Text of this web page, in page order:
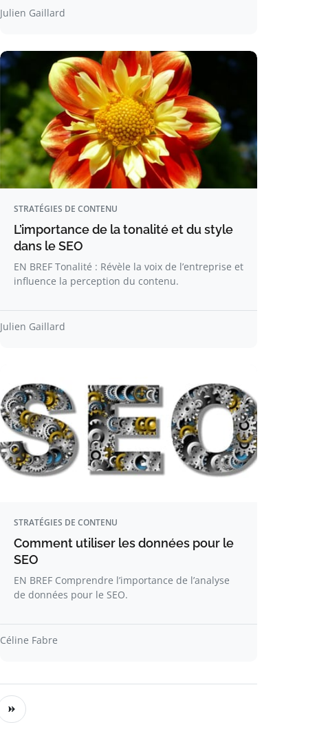
Julien Gaillard
STRATÉGIES DE CONTENU
L’importance de la tonalité et du style
dans le SEO
EN BREF Tonalité : Révèle la voix de l’entreprise et
influence la perception du contenu.
Julien Gaillard
STRATÉGIES DE CONTENU
Comment utiliser les données pour le
SEO
EN BREF Comprendre l’importance de l’analyse
de données pour le SEO.
Céline Fabre